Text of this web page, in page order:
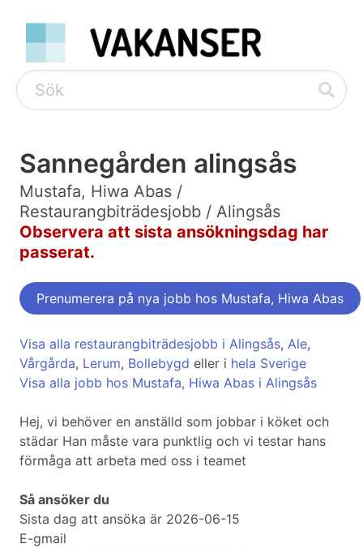
Sannegården alingsås
Mustafa, Hiwa Abas /
Restaurangbiträdesjobb / Alingsås
Observera att sista ansökningsdag har
passerat.
Prenumerera på nya jobb hos Mustafa, Hiwa Abas
Visa alla restaurangbiträdesjobb i Alingsås, Ale,
Vårgårda, Lerum, Bollebygd eller i hela Sverige
Visa alla jobb hos Mustafa, Hiwa Abas i Alingsås
Hej, vi behöver en anställd som jobbar i köket och
städar Han måste vara punktlig och vi testar hans
förmåga att arbeta med oss i teamet
Så ansöker du
Sista dag att ansöka är 2026-06-15
E-gmail